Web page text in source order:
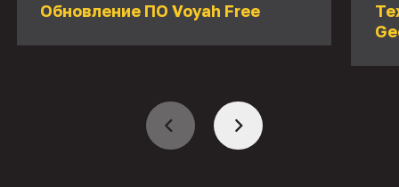
Обновление ПО Voyah Free